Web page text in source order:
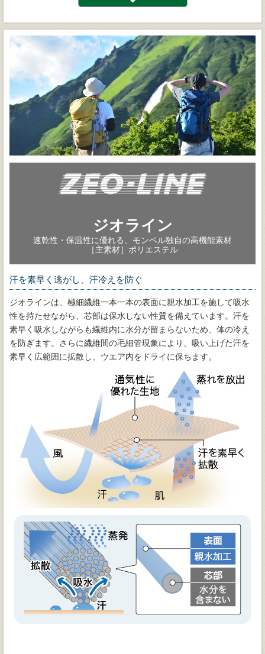
ジオライン
速乾性・保温性に優れる、モンベル独自の高機能素材
［主素材］ポリエステル
汗を素早く逃がし、汗冷えを防ぐ
ジオラインは、極細繊維一本一本の表面に親水加工を施して吸水
性を持たせながら、芯部は保水しない性質を備えています。汗を
素早く吸水しながらも繊維内に水分が留まらないため、体の冷え
を防ぎます。さらに繊維間の毛細管現象により、吸い上げた汗を
素早く広範囲に拡散し、ウエア内をドライに保ちます。